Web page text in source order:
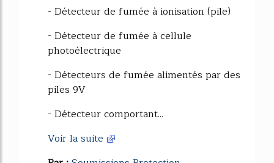
- Détecteur de fumée à ionisation (pile)
- Détecteur de fumée à cellule
photoélectrique
- Détecteurs de fumée alimentés par des
piles 9V
- Détecteur comportant...
Voir la suite